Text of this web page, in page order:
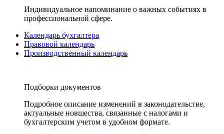
Индивидуальное напоминание о важных событиях в
профессиональной сфере.
Календарь бухгалтера
Правовой календарь
Производственный календарь
Подборки документов
Подробное описание изменений в законодательстве,
актуальные новшества, связанные с налогами и
бухгалтерским учетом в удобном формате.